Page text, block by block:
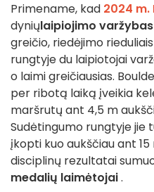
Primename, kad 2024 m.
dyniųlaipiojimo varžybas
greičio, riedėjimo
rungtyje du laipiotojai
o laimi greičiausias.
per ribotą laiką įveikia
maršrutų ant 4,5 m
Sudėtingumo rungtyje jie
įkopti kuo aukščiau ant
disciplinų rezultatai
medalių laimėtojai.